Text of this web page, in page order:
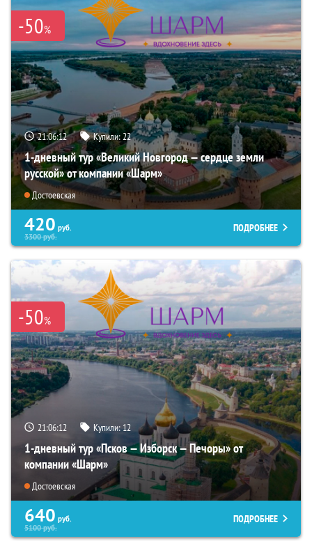
-50%
21:06:10 Купили:22
1-дневный тур «Великий Новгород — сердце земли
русской» от компании «Шарм»
Достоевская
420 руб.
3300руб.
ПОДРОБНЕЕ
-50%
21:06:10 Купили:12
1-дневный тур «Псков — Изборск — Печоры» от
компании «Шарм»
Достоевская
640 руб.
5100руб.
ПОДРОБНЕЕ